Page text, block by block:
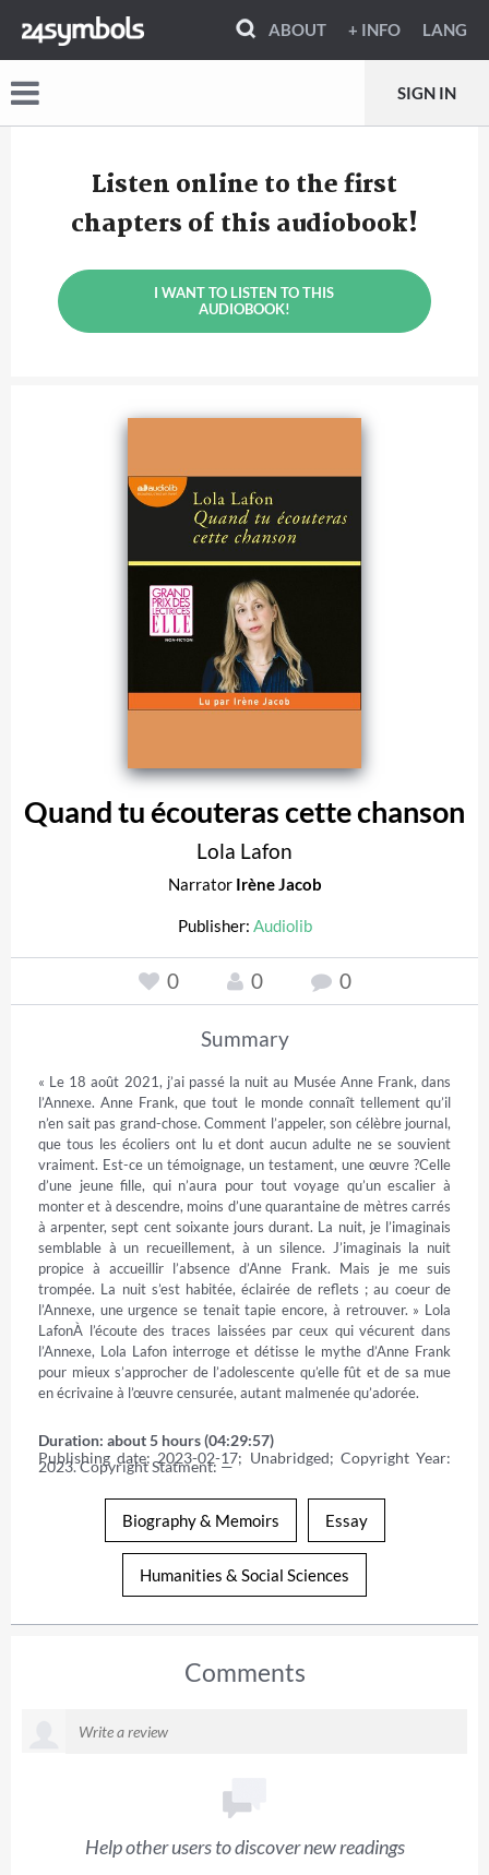
ABOUT + INFO LANG
SIGN IN
Listen online to the first
chapters of this audiobook!
I WANT TO LISTEN TO THIS
AUDIOBOOK!
Quand tu écouteras cette chanson
Lola Lafon
Narrator Irène Jacob
Publisher: Audiolib
0 0 0
Summary
« Le 18 août 2021, j’ai passé la nuit au Musée Anne Frank, dans
l’Annexe. Anne Frank, que tout le monde connaît tellement qu’il
n’en sait pas grand-chose. Comment l’appeler, son célèbre journal,
que tous les écoliers ont lu et dont aucun adulte ne se souvient
vraiment. Est-ce un témoignage, un testament, une œuvre ?Celle
d’une jeune fille, qui n’aura pour tout voyage qu’un escalier à
monter et à descendre, moins d’une quarantaine de mètres carrés
à arpenter, sept cent soixante jours durant. La nuit, je l’imaginais
semblable à un recueillement, à un silence. J’imaginais la nuit
propice à accueillir l’absence d’Anne Frank. Mais je me suis
trompée. La nuit s’est habitée, éclairée de reflets ; au coeur de
l’Annexe, une urgence se tenait tapie encore, à retrouver. » Lola
LafonÀ l’écoute des traces laissées par ceux qui vécurent dans
l’Annexe, Lola Lafon interroge et détisse le mythe d’Anne Frank
pour mieux s’approcher de l’adolescente qu’elle fût et de sa mue
en écrivaine à l’œuvre censurée, autant malmenée qu’adorée.
Duration: about 5 hours (04:29:57)
Publishing date: 2023-02-17; Unabridged; Copyright Year:
2023. Copyright Statment: —
Biography & Memoirs Essay
Humanities & Social Sciences
Comments
Help other users to discover new readings